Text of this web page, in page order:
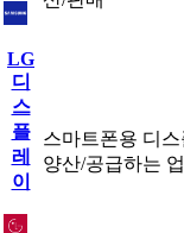
LG
디
스
플
레
이
스마트폰용 디
양산/공급하는 업